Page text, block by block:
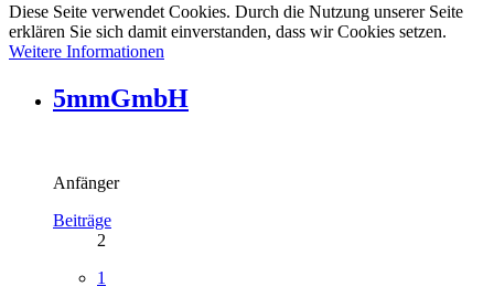
Diese Seite verwendet Cookies. Durch die Nutzung unserer Seite
erklären Sie sich damit einverstanden, dass wir Cookies setzen.
Weitere Informationen
5mmGmbH
Anfänger
Beiträge
2
1